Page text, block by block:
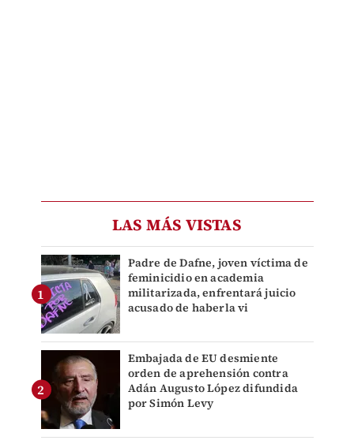
LAS MÁS VISTAS
Padre de Dafne, joven víctima de
feminicidio en academia
militarizada, enfrentará juicio
acusado de haberla vi
Embajada de EU desmiente
orden de aprehensión contra
Adán Augusto López difundida
por Simón Levy